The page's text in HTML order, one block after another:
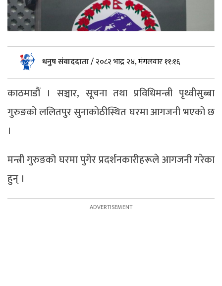
धनुष संवाददाता/२०८२ भाद्र २४, मंगलवार ११:१६
काठमाडौं । सञ्चार, सूचना तथा प्रविधिमन्त्री पृथ्वीसुब्बा
गुरुङको ललितपुर सुनाकोठीस्थित घरमा आगजनी भएको छ
।
मन्त्री गुरुङको घरमा पुगेर प्रदर्शनकारीहरूले आगजनी गरेका
हुन् ।